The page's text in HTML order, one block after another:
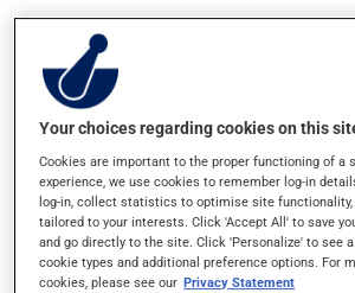
Ce médicament peut être pris avec ou
sans égard aux repas ou aux
d'alcool peut modifier l'effet de ce
recommandé de limiter la
durant le traitement.
Effets indésirables
En plus de ses effets recherchés, ce
l'occasion entraîner certains effets
Your choices regarding cookies on this
Cookies are important to the proper functioning of a
experience, we use cookies to remember log-in
log-in, collect statistics to optimise site
tailored to your interests. Click 'Accept All' to save
and go directly to the site. Click 'Personalize' to see
cookie types and additional preference options. For
cookies, please see our Privacy Statement